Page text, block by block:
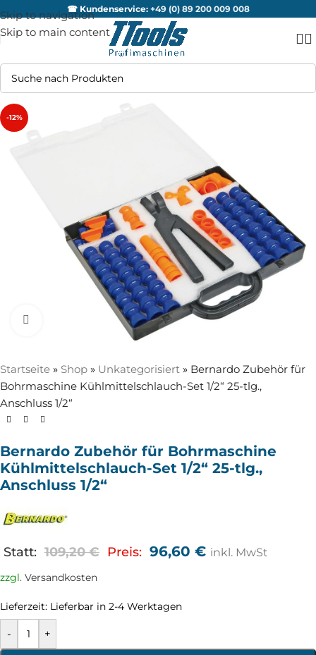
Skip to navigation
Skip to main content
☎ Kundenservice: +49 (0) 89 200 009 008
-12%
Zum Vergrößern anklicken
Startseite » Shop » Unkategorisiert » Bernardo Zubehör für
Bohrmaschine Kühlmittelschlauch-Set 1/2“ 25-tlg.,
Anschluss 1/2“
Bernardo Zubehör für Bohrmaschine
Kühlmittelschlauch-Set 1/2“ 25-tlg.,
Anschluss 1/2“
Statt: 109,20€ Preis: 96,60 € inkl. MwSt
zzgl. Versandkosten
Lieferzeit: Lieferbar in 2-4 Werktagen
- +